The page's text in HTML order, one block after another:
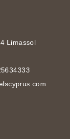
Limassol